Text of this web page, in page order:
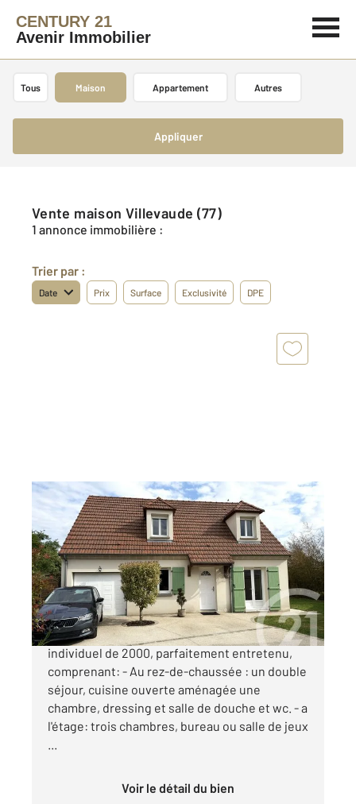
CENTURY 21
Avenir Immobilier
Tous Maison Appartement Autres
Appliquer
Vente maison Villevaude (77)
1 annonce immobilière :
Trier par :
Date Prix Surface Exclusivité DPE
VILLEVAUDE 77
128 m2, 7 pièces
Ref : 2282
Maison à vendre
439 000 €
Sur un terrain d'environ 650m², pavillon
individuel de 2000, parfaitement entretenu,
comprenant: - Au rez-de-chaussée : un double
séjour, cuisine ouverte aménagée une
chambre, dressing et salle de douche et wc. - a
l'étage: trois chambres, bureau ou salle de jeux
...
Voir le détail du bien